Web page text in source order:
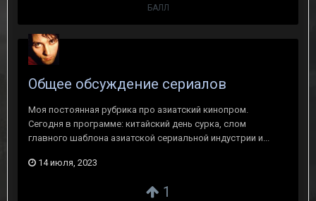
БАЛЛ
1
Общее обсуждение сериалов
Моя постоянная рубрика про азиатский кинопром.
Сегодня в программе: китайский день сурка, слом
главного шаблона азиатской сериальной индустрии и...
14 июля, 2023